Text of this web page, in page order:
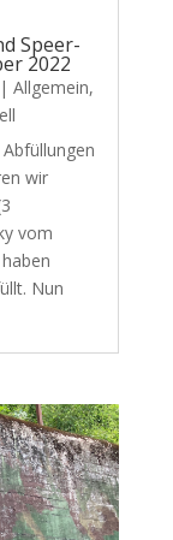
Speer-
2022
Allgemein,
wir
vom
Nun